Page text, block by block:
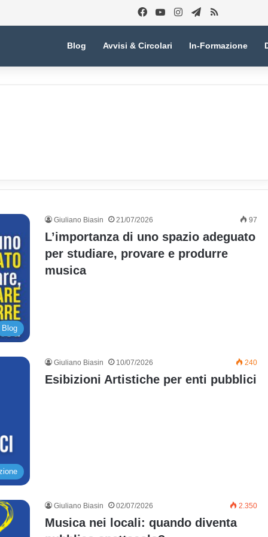
FacebookYou TubeInstagramTelegram
RSS
Blog Avvisi & Circolari In-Formazione
Blog
Giuliano Biasin 21/07/2026 97
L’importanza di uno spazio adeguato
per studiare, provare e produrre
musica
Giuliano Biasin 10/07/2026 240
Esibizioni Artistiche per enti pubblici
Giuliano Biasin 02/07/2026 2.350
Musica nei locali: quando diventa